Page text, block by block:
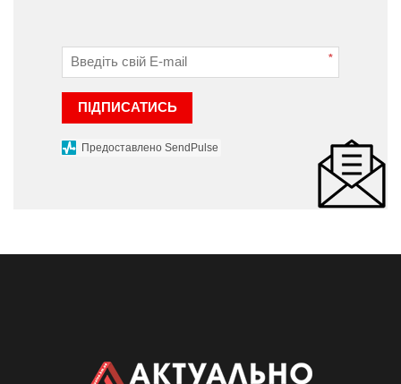
*
ПІДПИСАТИСЬ
Предоставлено SendPulse